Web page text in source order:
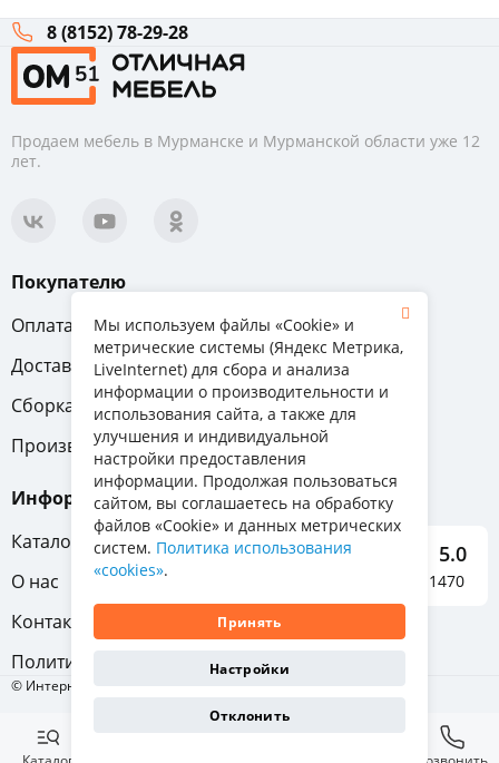
8 (8152) 78-29-28
Продаем мебель в Мурманске и Мурманской области уже 12
лет.
Покупателю
Оплата
Вопрос-ответ
Доставка
Обмен и возврат
Сборка
Гарантия
Производители
Информация
Каталог мебели
О нас
Контакты
Политика конфиденциальности
5.0
Отзывы о нас 1470
© Интернет-магазин «Отличная мебель», 2011-2026
Мы используем файлы «Cookie» и
метрические системы (Яндекс Метрика,
LiveInternet) для сбора и анализа
информации о производительности и
использования сайта, а также для
улучшения и индивидуальной
настройки предоставления
информации. Продолжая пользоваться
сайтом, вы соглашаетесь на обработку
файлов «Cookie» и данных метрических
систем. Политика использования
«cookies».
Принять
Настройки
Отклонить